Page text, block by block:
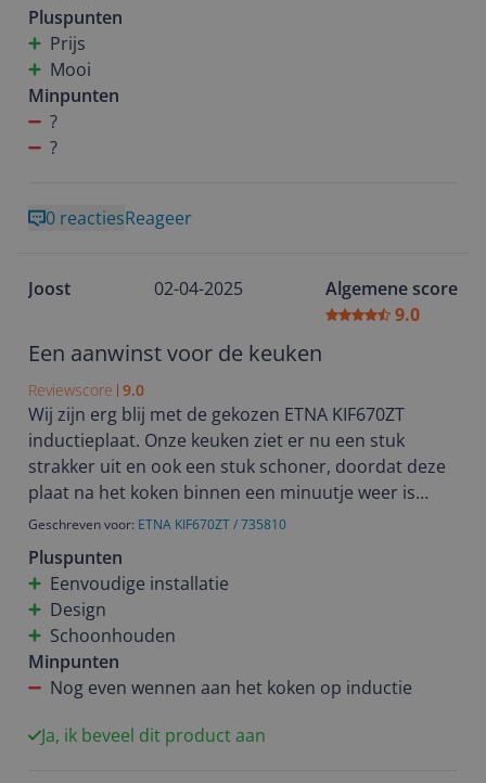
Pluspunten
Prijs
Mooi
Minpunten
?
?
0 reactiesReageer
Joost 02-04-2025
Algemene score
9.0
Een aanwinst voor de keuken
Reviewscore 9.0
Wij zijn erg blij met de gekozen ETNA KIF670ZT
inductieplaat. Onze keuken ziet er nu een stuk
strakker uit en ook een stuk schoner, doordat deze
plaat na het koken binnen een minuutje weer is
schoongepoetst.
Het installeren was een eitje en nu bak ik die
voortaan ook goedkoop op zonne-energie.
Geschreven voor: ETNA KIF670ZT / 735810
Pluspunten
Eenvoudige installatie
Design
Schoonhouden
Minpunten
Nog even wennen aan het koken op inductie
Ja, ik beveel dit product aan